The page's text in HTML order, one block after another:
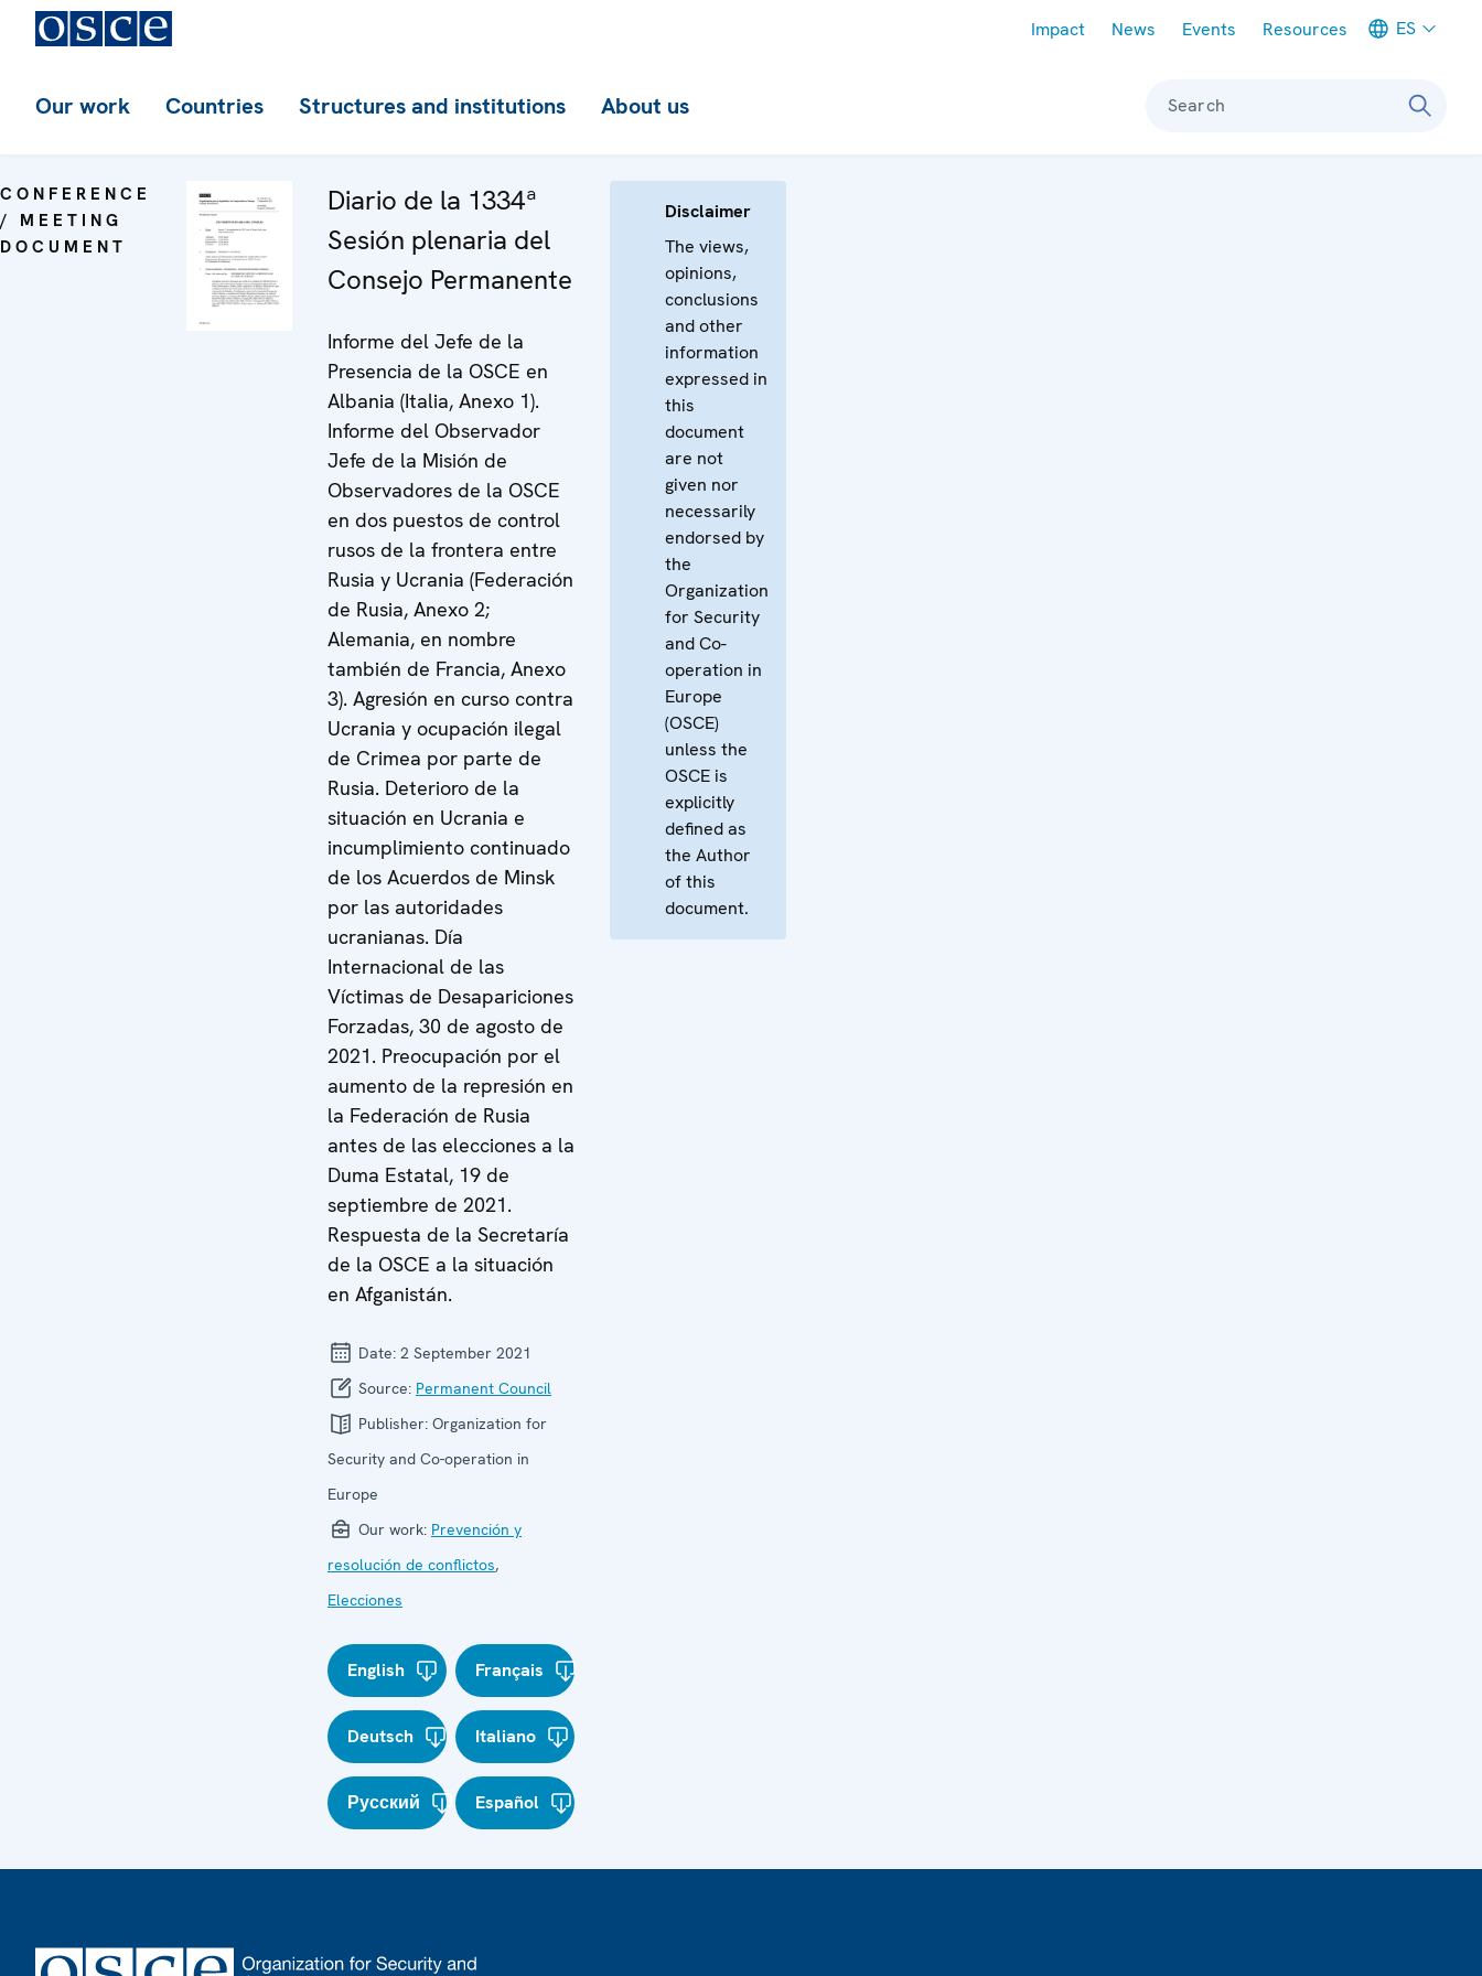
Impact News Events Resources ES
Our work Countries Structures and institutions About us Search
CONFERENCE
/ MEETING
DOCUMENT
Diario de la 1334ª
Sesión plenaria del
Consejo Permanente
Informe del Jefe de la
Presencia de la OSCE en
Albania (Italia, Anexo 1).
Informe del Observador
Jefe de la Misión de
Observadores de la OSCE
en dos puestos de control
rusos de la frontera entre
Rusia y Ucrania (Federación
de Rusia, Anexo 2;
Alemania, en nombre
también de Francia, Anexo
3). Agresión en curso contra
Ucrania y ocupación ilegal
de Crimea por parte de
Rusia. Deterioro de la
situación en Ucrania e
incumplimiento continuado
de los Acuerdos de Minsk
por las autoridades
ucranianas. Día
Internacional de las
Víctimas de Desapariciones
Forzadas, 30 de agosto de
2021. Preocupación por el
aumento de la represión en
la Federación de Rusia
antes de las elecciones a la
Duma Estatal, 19 de
septiembre de 2021.
Respuesta de la Secretaría
de la OSCE a la situación
en Afganistán.
Date: 2 September 2021
Source: Permanent Council
Publisher: Organization for
Security and Co-operation in
Europe
Our work: Prevención y
resolución de conflictos,
Elecciones
English Français
Deutsch Italiano
Русский Español
Disclaimer
The views,
opinions,
conclusions
and other
information
expressed in
this
document
are not
given nor
necessarily
endorsed by
the
Organization
for Security
and Co-
operation in
Europe
(OSCE)
unless the
OSCE is
explicitly
defined as
the Author
of this
document.